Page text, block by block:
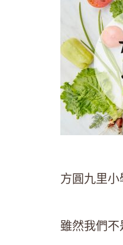
方圓九里小
雖然我們不